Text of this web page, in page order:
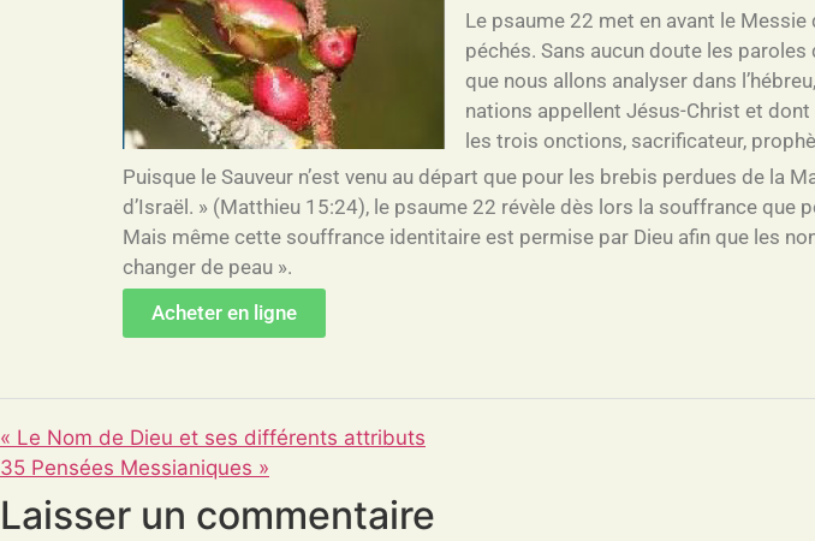
Le psaume 22 met en avant le Messie
péchés. Sans aucun doute les
que nous allons analyser dans
nations appellent Jésus-Christ et dont
les trois onctions, sacrificateur,
Puisque le Sauveur n’est venu au départ que pour les brebis perdues de la
d’Israël. » (Matthieu 15:24), le psaume 22 révèle dès lors la souffrance
Mais même cette souffrance identitaire est permise par Dieu afin que les
changer de peau ».
Acheter en ligne
« Le Nom de Dieu et ses différents attributs
35 Pensées Messianiques »
Laisser un commentaire